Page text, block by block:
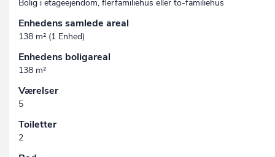
Bolig i etageejendom, flerfamiliehus eller to-familiehus
Enhedens samlede areal
138 m² (1 Enhed)
Enhedens boligareal
138 m²
Værelser
5
Toiletter
2